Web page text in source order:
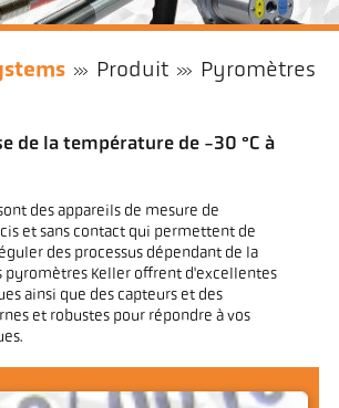
Produit Pyromètres
de la température de -30 °C à
des appareils de mesure de
et sans contact qui permettent de
des processus dépendant de la
pyromètres Keller offrent d'excellentes
ainsi que des capteurs et des
et robustes pour répondre à vos